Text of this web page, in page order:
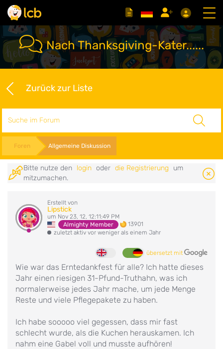
Nach Thanksgiving-Kater......
Zurück zur Liste
Foren Allgemeine Diskussion
Bitte nutze den login oder die Registrierung
um
mitzumachen.
Erstellt von
Lipstick
um Nov 23, 12, 12:11:49 PM
Almighty Member
13901
zuletzt aktiv vor weniger als einem Jahr
übersetzt mit
Wie war das Erntedankfest für alle? Ich hatte dieses
Jahr einen riesigen 31-Pfund-Truthahn, was ich
normalerweise jedes Jahr mache, um jede Menge
Reste und viele Pflegepakete zu haben.
Ich habe sooooo viel gegessen, dass mir fast
schlecht wurde, als die Kuchen herauskamen. Ich
nahm eine Gabel voll und musste aufhören!